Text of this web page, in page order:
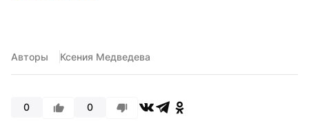
Авторы Ксения Медведева
0 0